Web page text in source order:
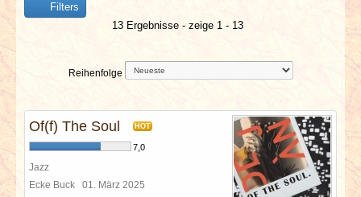
BERICHTE
VERLOSUNGEN
SPECIALS
REDAKTION
Filters
13 Ergebnisse - zeige 1 - 13
Reihenfolge
Of(f) The Soul HOT
7,0
Jazz
Ecke Buck 01. März 2025